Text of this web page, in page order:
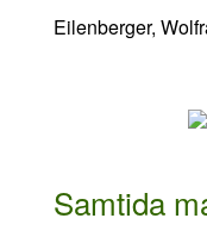
Eilenberger,
Samtida